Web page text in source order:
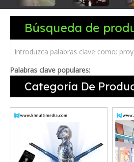
Búsqueda de
Palabras clave populares:
Categoría De